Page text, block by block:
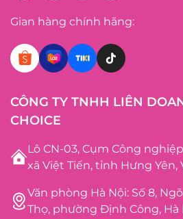
Gian hàng chính hãng:
CÔNG TY TNHH LIÊN
CHOICE
Lô CN-03, Cụm Công
xã Việt Tiến, tỉnh Hưng Yên,
Văn phòng Hà Nội: Số 8,
Thọ, phường Định Công, Hà